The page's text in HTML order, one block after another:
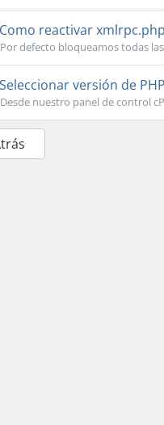
reactivar xmlrpc.php
Por defecto bloqueamos todas
versión de
Desde nuestro panel de control